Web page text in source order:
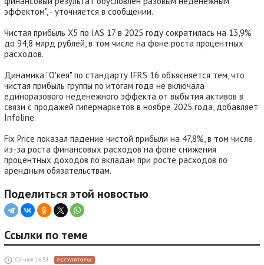
эффектом", - уточняется в сообщении.
Чистая прибыль X5 по IAS 17 в 2025 году сократилась на 13,9%
до 94,8 млрд рублей, в том числе на фоне роста процентных
расходов.
Динамика "О'кея" по стандарту IFRS 16 объясняется тем, что
чистая прибыль группы по итогам года не включала
единоразового неденежного эффекта от выбытия активов в
связи с продажей гипермаркетов в ноябре 2025 года, добавляет
Infoline.
Fix Price показал падение чистой прибыли на 47,8%, в том числе
из-за роста финансовых расходов на фоне снижения
процентных доходов по вкладам при росте расходов по
арендным обязательствам.
Поделиться этой новостью
Ссылки по теме
08 июл 16:54 РЕГУЛЯТОРЫ